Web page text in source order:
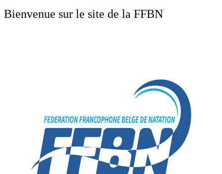
Bienvenue sur le site de la FFBN